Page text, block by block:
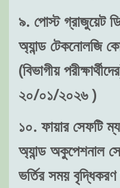
৯. পোস্ট গ্রাজুয়েট
অ্যান্ড টেকনোলজি
(বিভাগীয়
২০/০১/২০২৬ )
১০. ফায়ার সেফটি
অ্যান্ড অকুপেশনাল
ভর্তির সময়